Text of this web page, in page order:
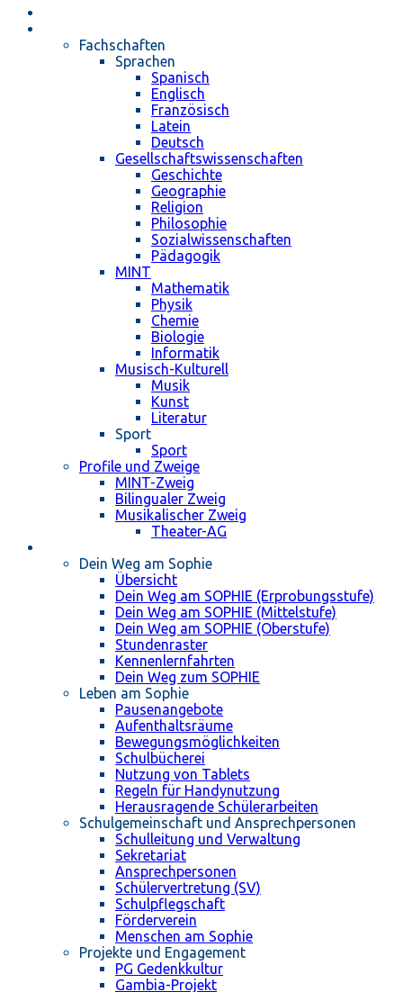
Fachschaften
Sprachen
Spanisch
Englisch
Französisch
Latein
Deutsch
Gesellschaftswissenschaften
Geschichte
Geographie
Religion
Philosophie
Sozialwissenschaften
Pädagogik
MINT
Mathematik
Physik
Chemie
Biologie
Informatik
Musisch-Kulturell
Musik
Kunst
Literatur
Sport
Sport
Profile und Zweige
MINT-Zweig
Bilingualer Zweig
Musikalischer Zweig
Theater-AG
Dein Weg am Sophie
Übersicht
Dein Weg am SOPHIE (Erprobungsstufe)
Dein Weg am SOPHIE (Mittelstufe)
Dein Weg am SOPHIE (Oberstufe)
Stundenraster
Kennenlernfahrten
Dein Weg zum SOPHIE
Leben am Sophie
Pausenangebote
Aufenthaltsräume
Bewegungsmöglichkeiten
Schulbücherei
Nutzung von Tablets
Regeln für Handynutzung
Herausragende Schülerarbeiten
Schulgemeinschaft und Ansprechpersonen
Schulleitung und Verwaltung
Sekretariat
Ansprechpersonen
Schülervertretung (SV)
Schulpflegschaft
Förderverein
Menschen am Sophie
Projekte und Engagement
PG Gedenkkultur
Gambia-Projekt